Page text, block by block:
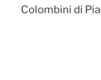
Colombini di